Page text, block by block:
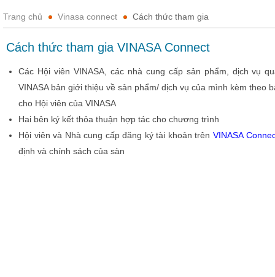
Trang chủ Vinasa connect Cách thức tham gia
Cách thức tham gia VINASA Connect
Các Hội viên VINASA, các nhà cung cấp sản phẩm, dịch vụ
VINASA bản giới thiệu về sản phẩm/ dịch vụ của mình kèm theo
cho Hội viên của VINASA
Hai bên ký kết thỏa thuận hợp tác cho chương trình
Hội viên và Nhà cung cấp đăng ký tài khoản trên VINASA
định và chính sách của sàn